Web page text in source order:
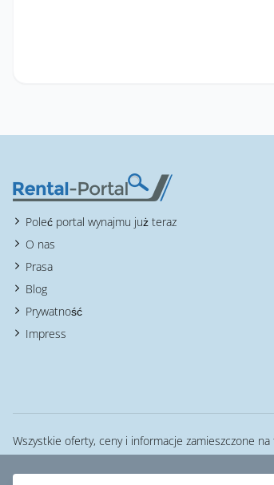
Poleć portal wynajmu już teraz
O nas
Prasa
Blog
Prywatność
Impress
Wszystkie oferty, ceny i informacje zamieszczone